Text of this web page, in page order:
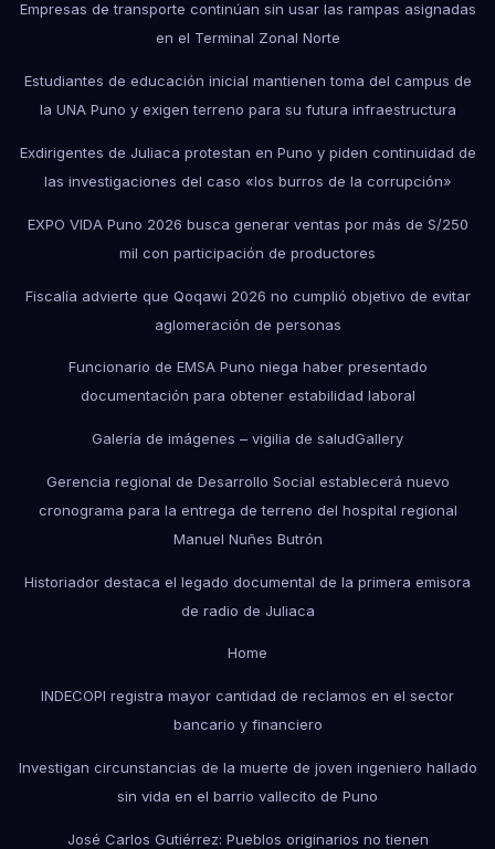
Empresas de transporte continúan sin usar las rampas asignadas
en el Terminal Zonal Norte
Estudiantes de educación inicial mantienen toma del campus de
la UNA Puno y exigen terreno para su futura infraestructura
Exdirigentes de Juliaca protestan en Puno y piden continuidad de
las investigaciones del caso «los burros de la corrupción»
EXPO VIDA Puno 2026 busca generar ventas por más de S/250
mil con participación de productores
Fiscalía advierte que Qoqawi 2026 no cumplió objetivo de evitar
aglomeración de personas
Funcionario de EMSA Puno niega haber presentado
documentación para obtener estabilidad laboral
Galería de imágenes – vigilia de saludGallery
Gerencia regional de Desarrollo Social establecerá nuevo
cronograma para la entrega de terreno del hospital regional
Manuel Nuñes Butrón
Historiador destaca el legado documental de la primera emisora
de radio de Juliaca
Home
INDECOPI registra mayor cantidad de reclamos en el sector
bancario y financiero
Investigan circunstancias de la muerte de joven ingeniero hallado
sin vida en el barrio vallecito de Puno
José Carlos Gutiérrez: Pueblos originarios no tienen